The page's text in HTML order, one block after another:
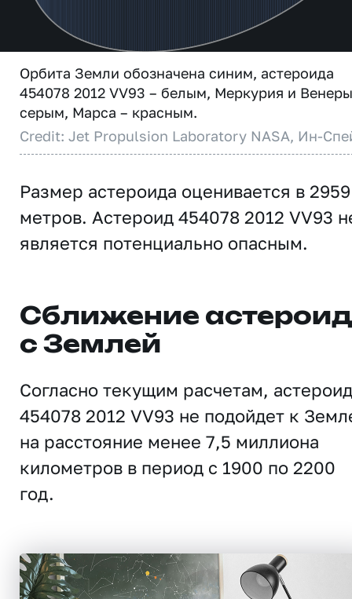
Орбита Земли обозначена синим, астероида
454078 2012 VV93 – белым, Меркурия и
серым, Марса – красным.
Credit: Jet Propulsion Laboratory NASA, Ин-
Размер астероида оценивается в 2959
метров. Астероид 454078 2012 VV93
является потенциально опасным.
Сближение
с Землей
Согласно текущим расчетам, астероид
454078 2012 VV93 не подойдет к
на расстояние менее 7,5 миллиона
километров в период с 1900 по 2200
год.